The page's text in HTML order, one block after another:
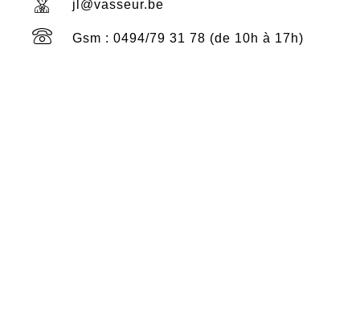
jl@vasseur.be
Gsm : 0494/79 31 78 (de 10h à 17h)